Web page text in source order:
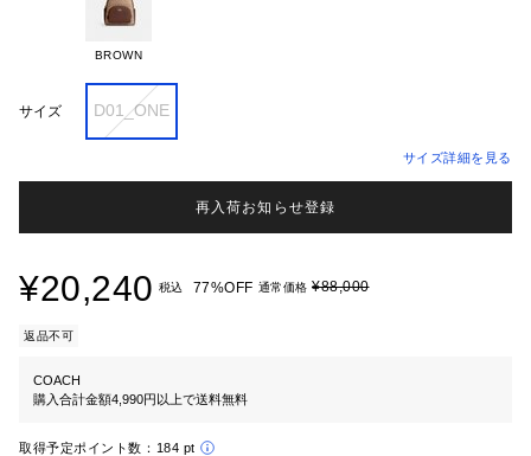
BROWN
サイズ D01_ONE
サイズ詳細を見る
再入荷お知らせ登録
¥20,240 税込 77%OFF 通常価格 ¥88,000
返品不可
COACH
購入合計金額4,990円以上で送料無料
取得予定ポイント数： 184 pt